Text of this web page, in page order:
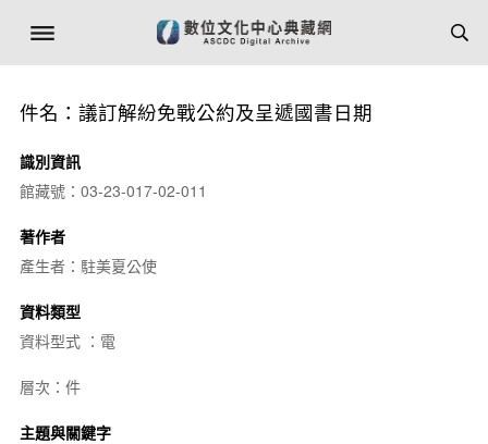
件名：議訂解紛免戰公約及呈遞國書日期
識別資訊
館藏號：03-23-017-02-011
著作者
產生者：駐美夏公使
資料類型
資料型式 ：電
層次：件
主題與關鍵字